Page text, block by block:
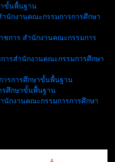
ขั้นพื้นฐาน
ำนักงานคณะกรรมการการศึกษา
ชการ สำนักงานคณะกรรมการ
ารสำนักงานคณะกรรมการศึกษา
ารการศึกษาขั้นพื้นฐาน
รศึกษาขั้นพื้นฐาน
นักงานคณะกรรมการการศึกษา